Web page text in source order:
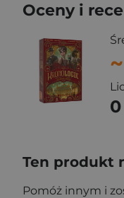
Oceny i
~
0
Ten produkt
Pomóż innym i